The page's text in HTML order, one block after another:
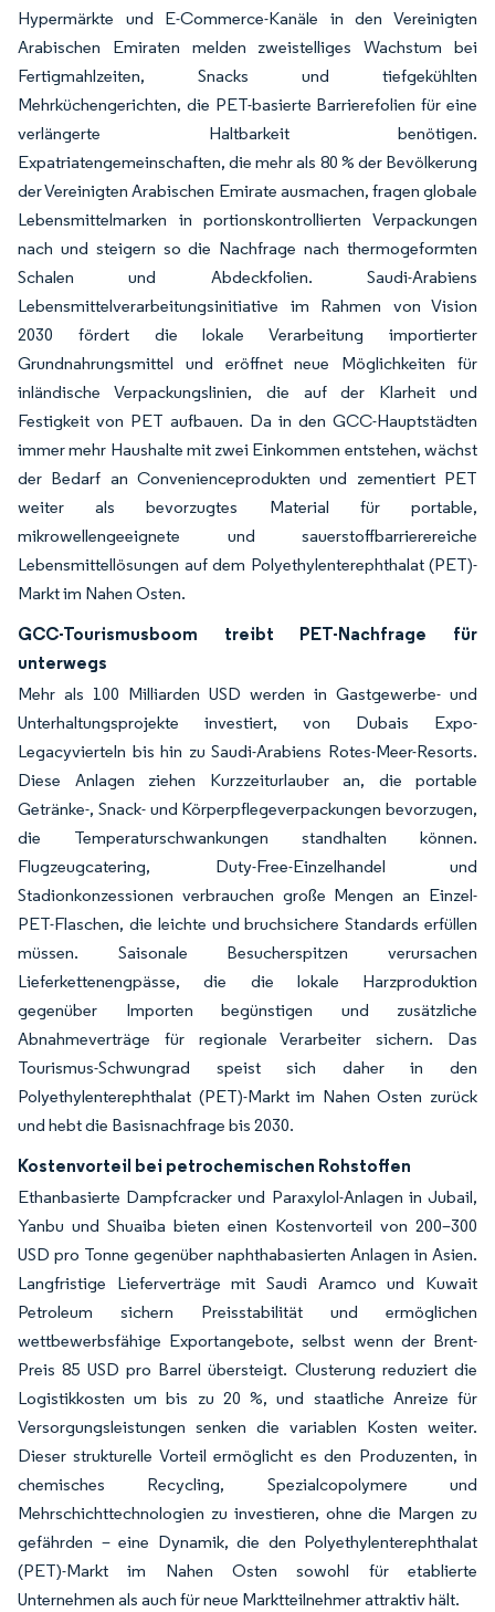
Hypermärkte und E-Commerce-Kanäle in den Vereinigten
Arabischen Emiraten melden zweistelliges Wachstum bei
Fertigmahlzeiten, Snacks und tiefgekühlten
Mehrküchengerichten, die PET-basierte Barrierefolien für eine
verlängerte Haltbarkeit benötigen.
Expatriatengemeinschaften, die mehr als 80 % der Bevölkerung
der Vereinigten Arabischen Emirate ausmachen, fragen globale
Lebensmittelmarken in portionskontrollierten Verpackungen
nach und steigern so die Nachfrage nach thermogeformten
Schalen und Abdeckfolien. Saudi-Arabiens
Lebensmittelverarbeitungsinitiative im Rahmen von Vision
2030 fördert die lokale Verarbeitung importierter
Grundnahrungsmittel und eröffnet neue Möglichkeiten für
inländische Verpackungslinien, die auf der Klarheit und
Festigkeit von PET aufbauen. Da in den GCC-Hauptstädten
immer mehr Haushalte mit zwei Einkommen entstehen, wächst
der Bedarf an Convenienceprodukten und zementiert PET
weiter als bevorzugtes Material für portable,
mikrowellengeeignete und sauerstoffbarrierereiche
Lebensmittellösungen auf dem Polyethylenterephthalat (PET)-
Markt im Nahen Osten.
GCC-Tourismusboom treibt PET-Nachfrage für
unterwegs
Mehr als 100 Milliarden USD werden in Gastgewerbe- und
Unterhaltungsprojekte investiert, von Dubais Expo-
Legacyvierteln bis hin zu Saudi-Arabiens Rotes-Meer-Resorts.
Diese Anlagen ziehen Kurzzeiturlauber an, die portable
Getränke-, Snack- und Körperpflegeverpackungen bevorzugen,
die Temperaturschwankungen standhalten können.
Flugzeugcatering, Duty-Free-Einzelhandel und
Stadionkonzessionen verbrauchen große Mengen an Einzel-
PET-Flaschen, die leichte und bruchsichere Standards erfüllen
müssen. Saisonale Besucherspitzen verursachen
Lieferkettenengpässe, die die lokale Harzproduktion
gegenüber Importen begünstigen und zusätzliche
Abnahmeverträge für regionale Verarbeiter sichern. Das
Tourismus-Schwungrad speist sich daher in den
Polyethylenterephthalat (PET)-Markt im Nahen Osten zurück
und hebt die Basisnachfrage bis 2030.
Kostenvorteil bei petrochemischen Rohstoffen
Ethanbasierte Dampfcracker und Paraxylol-Anlagen in Jubail,
Yanbu und Shuaiba bieten einen Kostenvorteil von 200–300
USD pro Tonne gegenüber naphthabasierten Anlagen in Asien.
Langfristige Lieferverträge mit Saudi Aramco und Kuwait
Petroleum sichern Preisstabilität und ermöglichen
wettbewerbsfähige Exportangebote, selbst wenn der Brent-
Preis 85 USD pro Barrel übersteigt. Clusterung reduziert die
Logistikkosten um bis zu 20 %, und staatliche Anreize für
Versorgungsleistungen senken die variablen Kosten weiter.
Dieser strukturelle Vorteil ermöglicht es den Produzenten, in
chemisches Recycling, Spezialcopolymere und
Mehrschichttechnologien zu investieren, ohne die Margen zu
gefährden – eine Dynamik, die den Polyethylenterephthalat
(PET)-Markt im Nahen Osten sowohl für etablierte
Unternehmen als auch für neue Marktteilnehmer attraktiv hält.